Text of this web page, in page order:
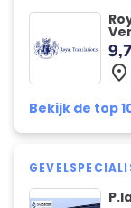
9,7
Bekijk de top
place